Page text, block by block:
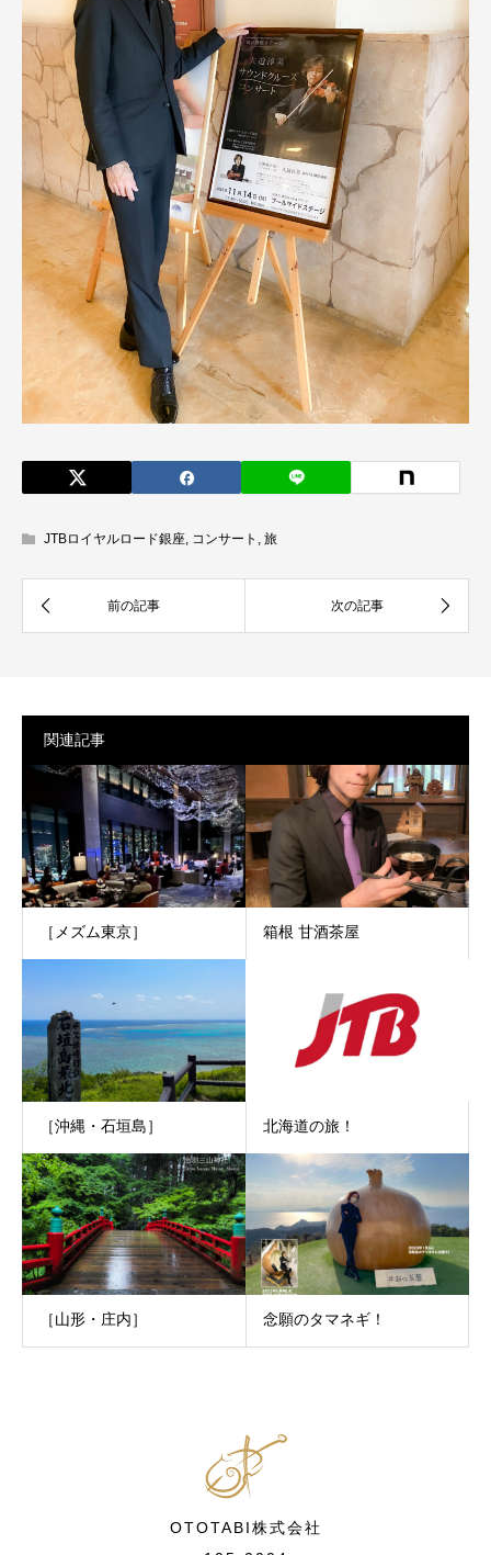
JTBロイヤルロード銀座, コンサート , 旅
関連記事
［メズム東京］ 箱根 甘酒茶屋
［沖縄・石垣島］ 北海道の旅！
［山形・庄内］ 念願のタマネギ！
OTOTABI株式会社